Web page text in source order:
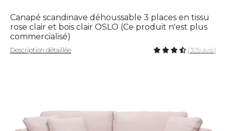
Canapé scandinave déhoussable 3 places en tissu
rose clair et bois clair OSLO (Ce produit n'est plus
commercialisé)
Description détaillée (309 avis)